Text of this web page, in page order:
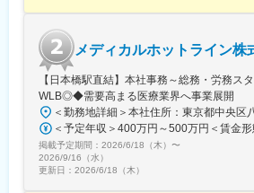
◎2011年に医療コンサルティング会社
り医療に特化したコンサルティングを
います。
◎クリニックでは、当社の受付スタッフ
をしっかりサポートいるため、既存店
規開院も計画しています。今後は既存
も積極的にコンサルティング事業を展
メディカルホットライン株
【日本橋駅直結】本社事務～総務・労務ス
WLB◎◆需要高まる医療業界へ事業展開
掲載予定期間： 2026/6/18（木） 〜
2026/9/16（水）
更新日： 2026/6/18（木）